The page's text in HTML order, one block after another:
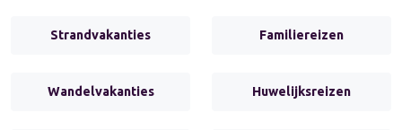
Strandvakanties Familiereizen
Wandelvakanties Huwelijksreizen